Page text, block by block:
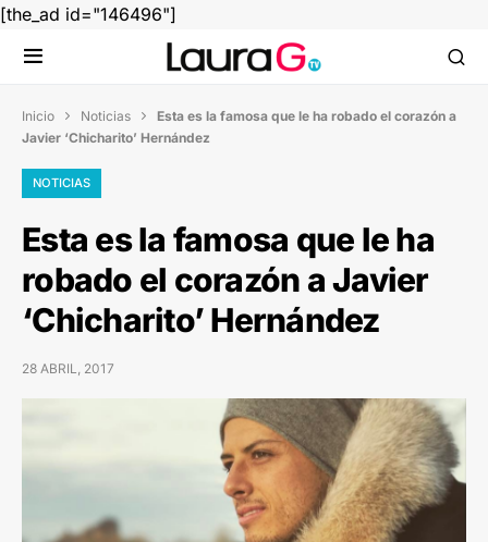
[the_ad id="146496"]
Inicio  Noticias  Esta es la famosa que le ha robado el corazón a
Javier ‘Chicharito’ Hernández
NOTICIAS
Esta es la famosa que le ha
robado el corazón a Javier
‘Chicharito’ Hernández
28 ABRIL, 2017